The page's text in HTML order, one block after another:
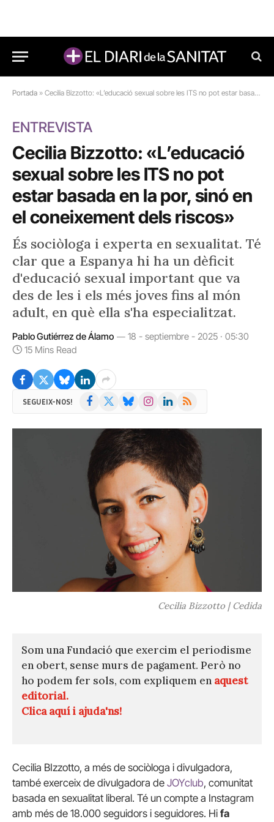
Portada » Cecilia Bizzotto: «L’educació sexual sobre les ITS no pot estar basada en la por, sinó en el coneixement dels riscos»
ENTREVISTA
Cecilia Bizzotto: «L’educació
sexual sobre les ITS no pot
estar basada en la por, sinó en
el coneixement dels riscos»
És sociòloga i experta en sexualitat. Té
clar que a Espanya hi ha un dèficit
d'educació sexual important que va
des de les i els més joves fins al món
adult, en què ella s'ha especialitzat.
Pablo Gutiérrez de Álamo
18 - septiembre - 2025 · 05:30
15 Mins Read
SEGUEIX-NOS! Facebook BlueskyInstagramLinkedIn
RSS
Cecilia Bizzotto | Cedida
Som una Fundació que exercim el periodisme
en obert, sense murs de pagament. Però no
ho podem fer sols, com expliquem en aquest
editorial.
Clica aquí i ajuda'ns!
Cecilia BIzzotto, a més de sociòloga i divulgadora,
també exerceix de divulgadora de JOYclub, comunitat
basada en sexualitat liberal. Té un compte a Instagram
amb més de 18.000 seguidors i seguidores. Hi fa